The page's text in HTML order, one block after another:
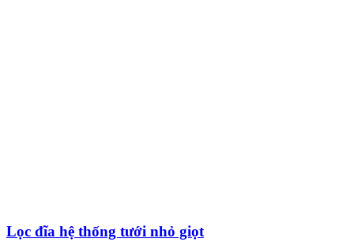
Lọc đĩa hệ thống tưới nhỏ giọt